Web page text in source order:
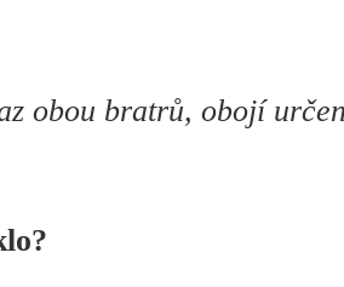
obou bratrů, obojí